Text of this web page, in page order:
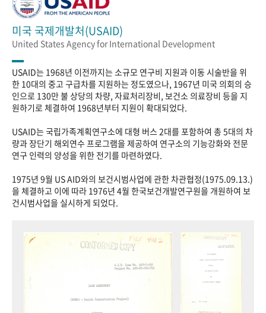
미국 국제개발처(USAID)
United States Agency for International Development
USAID는 1968년 이전까지는 소규모 연구비 지원과 이동 시술반을 위
한 10대의 중고 구급차를 지원하는 정도였으나, 1967년 미국 의회의 승
인으로 130만 불 상당의 차량, 자료처리장비, 보건소 의료장비 등을 지
원하기로 체결하여 1968년부터 지원이 확대되었다.
USAID는 국립가족계획연구소에 대형 버스 2대를 포함하여 총 5대의 차
량과 장단기 해외연수 프로그램을 제공하여 연구소의 기능강화와 전문
연구 인력의 양성을 위한 전기를 마련하였다.
1975년 9월 US AID와의 보건시범사업에 관한 차관협정(1975.09.13.)
을 체결하고 이에 따라 1976년 4월 한국보건개발연구원을 개원하여 보
건시범사업을 실시하게 되었다.